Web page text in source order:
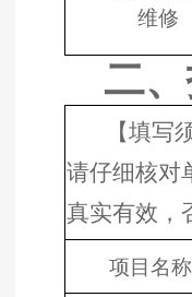
维修
二、
【填写
请仔细核对
真实有效，
项目名称